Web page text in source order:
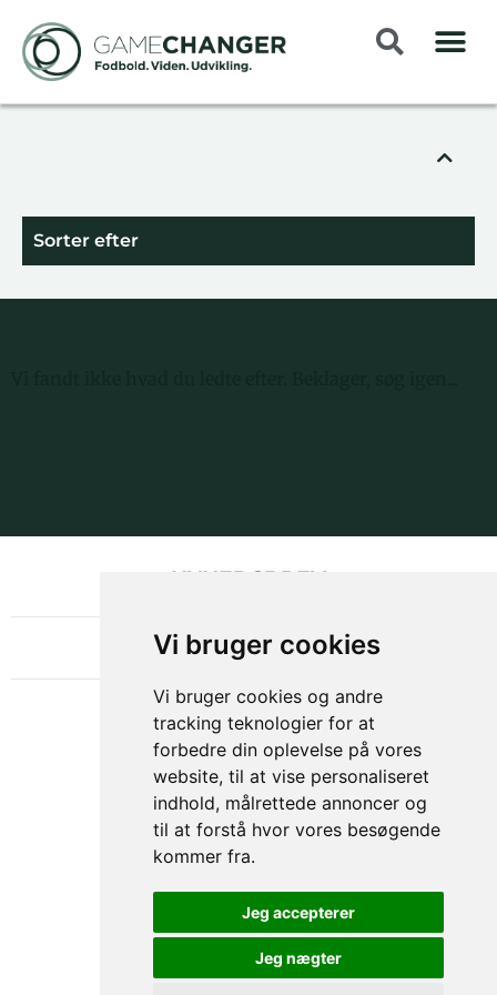
Vi bruger cookies
Vi bruger cookies og andre
tracking teknologier for at
forbedre din oplevelse på vores
website, til at vise personaliseret
indhold, målrettede annoncer og
til at forstå hvor vores besøgende
kommer fra.
Jeg accepterer
Jeg nægter
Sorter efter
NYHEDSBREV
OM GAMECHANGER